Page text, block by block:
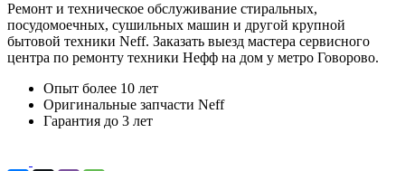
Ремонт и техническое обслуживание стиральных,
посудомоечных, сушильных машин и другой крупной
бытовой техники Neff. Заказать выезд мастера сервисного
центра по ремонту техники Нефф на дом у метро Говорово.
Опыт более 10 лет
Оригинальные запчасти Neff
Гарантия до 3 лет